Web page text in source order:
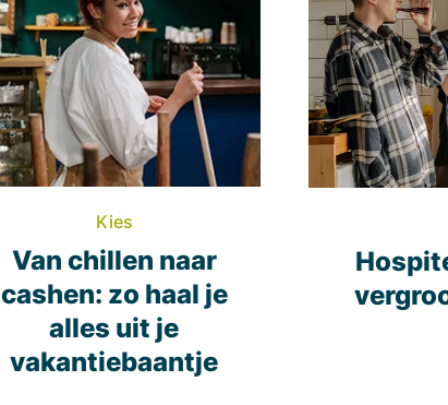
Kies
Van chillen naar
cashen: zo haal je
alles uit je
vakantiebaantje